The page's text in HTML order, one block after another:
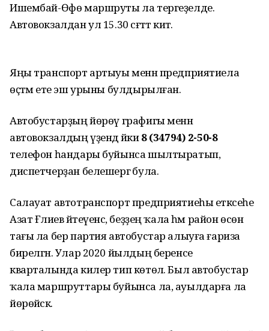
Ишембай-Өфө маршруты ла тергеҙелде.
Автовокзалдан ул 15.30 сәғәттә китә.
Яңы транспорт артыуы менән предприятиела
өҫтәмә ете эш урыны булдырылған.
Автобустарҙың йөрөү графигы менән
автовокзалдың үҙендә йәки8 (34794) 2-50-8
телефон һандары буйынса шылтыратып,
диспетчерҙан белешергә була.
Салауат автотранспорт предприятиеһы етәксеһе
Азат Ғәлиев әйтеүенсә, беҙҙең ҡала һәм район өсөн
тағы ла бер партия автобустар алыуға ғариза
бирелгән. Улар 2020 йылдың беренсе
кварталында килер тип көтөлә. Был автобустар
ҡала маршруттары буйынса ла, ауылдарға ла
йөрөйәсәк.